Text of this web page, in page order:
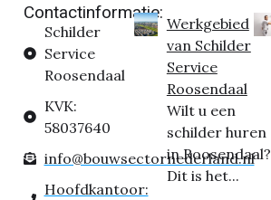
Contactinformatie:
Schilder
Service
Roosendaal
KVK:
58037640
info@bouwsectornederland.nl
Hoofdkantoor:
Werkgebied
van Schilder
Service
Roosendaal
Wilt u een
schilder huren
in Roosendaal?
Dit is het...